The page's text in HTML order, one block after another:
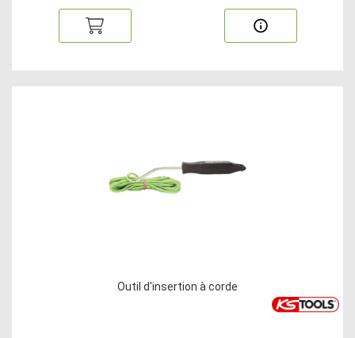
Outil d'insertion à corde